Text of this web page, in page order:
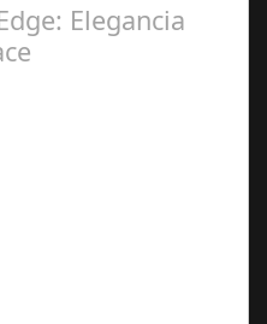
Elegancia